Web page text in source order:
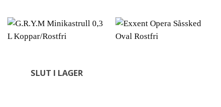
SLUT I LAGER